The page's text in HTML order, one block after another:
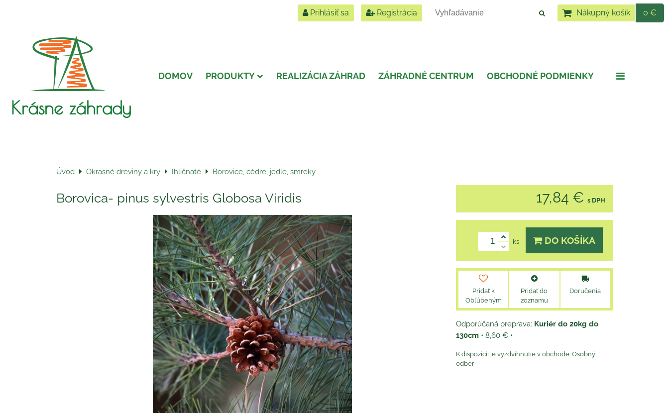
Prihlásiť sa Registrácia Nákupný košík 0 €
Krásne záhrady
DOMOV PRODUKTY REALIZÁCIA ZÁHRAD ZÁHRADNÉ CENTRUM OBCHODNÉ PODMIENKY
Úvod Okrasné dreviny a kry Ihličnaté Borovice, cédre, jedle, smreky
Borovica- pinus sylvestris Globosa Viridis 17,84 € s DPH
ks DO KOŠÍKA
Pridať k
Obľúbeným
Pridať do
zoznamu
Doručenia
Kuriér do 20kg do
130cm • 8,60 € •
Osobný
odber